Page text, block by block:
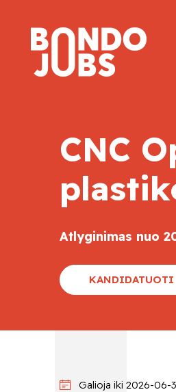
CNC
Atlyginimas nuo
KANDIDATUOTI
Galioja iki 2026-06-